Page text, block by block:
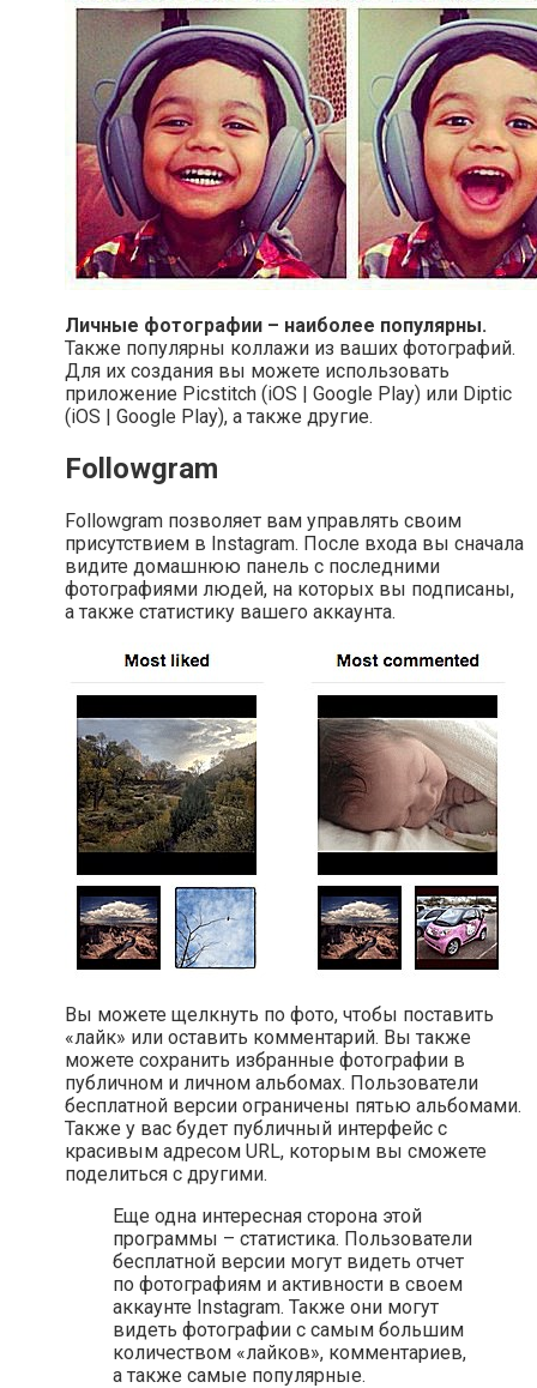
Личные фотографии – наиболее популярны.
Также популярны коллажи из ваших фотографий.
Для их создания вы можете использовать
приложение Picstitch (iOS | Google Play) или Diptic
(iOS | Google Play), а также другие.
Followgram
Followgram позволяет вам управлять своим
присутствием в Instagram. После входа вы сначала
видите домашнюю панель с последними
фотографиями людей, на которых вы подписаны,
а также статистику вашего аккаунта.
Вы можете щелкнуть по фото, чтобы поставить
«лайк» или оставить комментарий. Вы также
можете сохранить избранные фотографии в
публичном и личном альбомах. Пользователи
бесплатной версии ограничены пятью альбомами.
Также у вас будет публичный интерфейс с
красивым адресом URL, которым вы сможете
поделиться с другими.
Еще одна интересная сторона этой
программы – статистика. Пользователи
бесплатной версии могут видеть отчет
по фотографиям и активности в своем
аккаунте Instagram. Также они могут
видеть фотографии с самым большим
количеством «лайков», комментариев,
а также самые популярные.